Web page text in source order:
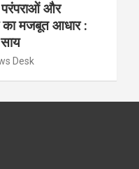
और
का मजबूत आधार :
Desk